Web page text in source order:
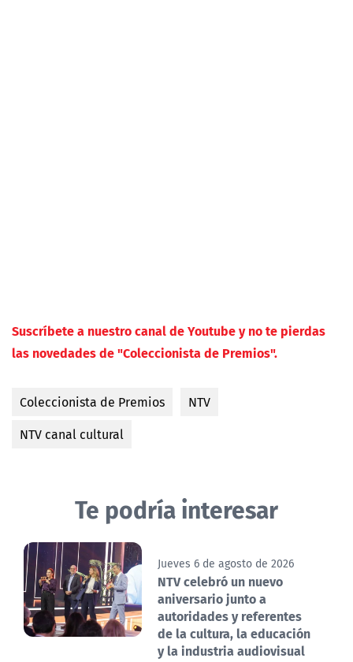
Suscríbete a nuestro canal de Youtube y no te pierdas
las novedades de "Coleccionista de Premios".
Coleccionista de Premios
NTV
NTV canal cultural
Te podría interesar
Jueves 6 de agosto de 2026
NTV celebró un nuevo
aniversario junto a
autoridades y referentes
de la cultura, la educación
y la industria audiovisual